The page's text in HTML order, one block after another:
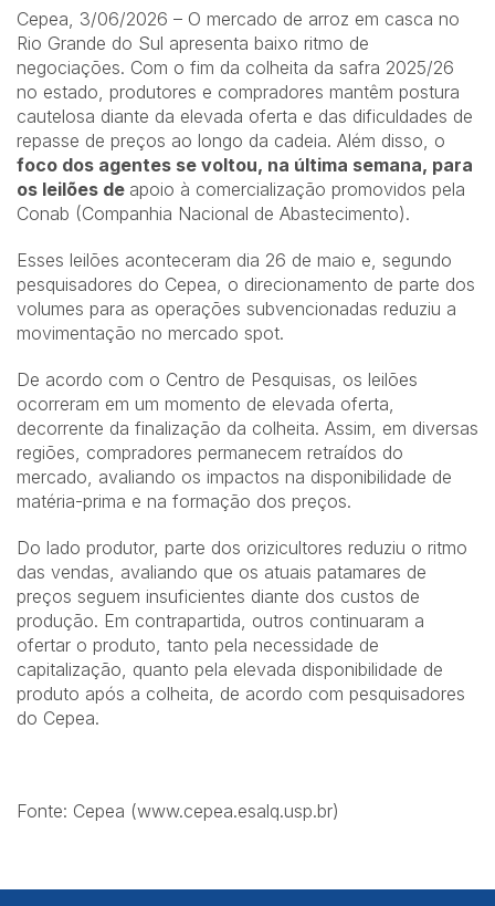
Cepea, 3/06/2026 – O mercado de arroz em casca no
Rio Grande do Sul apresenta baixo ritmo de
negociações. Com o fim da colheita da safra 2025/26
no estado, produtores e compradores mantêm postura
cautelosa diante da elevada oferta e das dificuldades de
repasse de preços ao longo da cadeia. Além disso, o
foco dos agentes se voltou, na última semana, para
os leilões de apoio à comercialização promovidos pela
Conab (Companhia Nacional de Abastecimento).
Esses leilões aconteceram dia 26 de maio e, segundo
pesquisadores do Cepea, o direcionamento de parte dos
volumes para as operações subvencionadas reduziu a
movimentação no mercado spot.
De acordo com o Centro de Pesquisas, os leilões
ocorreram em um momento de elevada oferta,
decorrente da finalização da colheita. Assim, em diversas
regiões, compradores permanecem retraídos do
mercado, avaliando os impactos na disponibilidade de
matéria-prima e na formação dos preços.
Do lado produtor, parte dos orizicultores reduziu o ritmo
das vendas, avaliando que os atuais patamares de
preços seguem insuficientes diante dos custos de
produção. Em contrapartida, outros continuaram a
ofertar o produto, tanto pela necessidade de
capitalização, quanto pela elevada disponibilidade de
produto após a colheita, de acordo com pesquisadores
do Cepea.
Fonte: Cepea (www.cepea.esalq.usp.br)